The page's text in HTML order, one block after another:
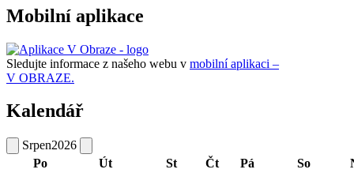
Mobilní aplikace
Sledujte informace z našeho webu v mobilní aplikaci –
V OBRAZE.
Kalendář
Srpen2026
Po
Út St Čt Pá So